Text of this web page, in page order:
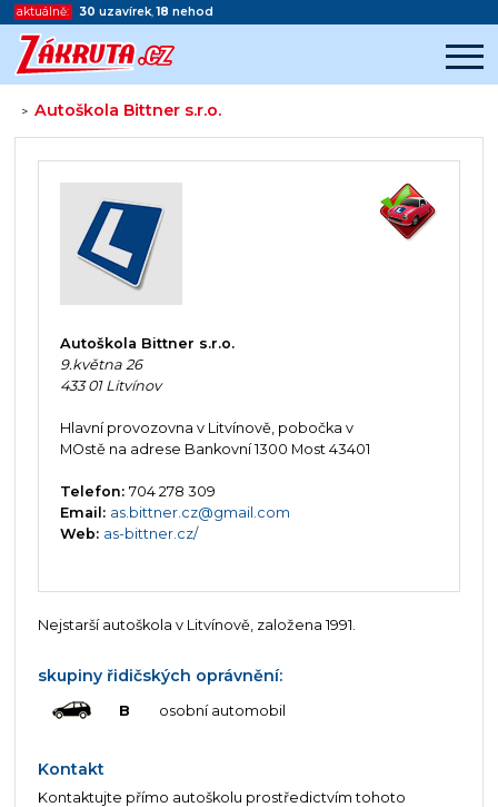
aktuálně: 30 uzavírek,18 nehod
>Autoškola Bittner s.r.o.
Začátek reklamy
Konec reklamy
Autoškola Bittner s.r.o.
9.května 26
433 01 Litvínov
Hlavní provozovna v Litvínově, pobočka v
MOstě na adrese Bankovní 1300 Most 43401
Telefon: 704 278 309
Email: as.bittner.cz@gmail.com
Web: as-bittner.cz/
Nejstarší autoškola v Litvínově, založena 1991.
skupiny řidičských oprávnění:
B osobní automobil
Kontakt
Kontaktujte přímo autoškolu prostředictvím tohoto